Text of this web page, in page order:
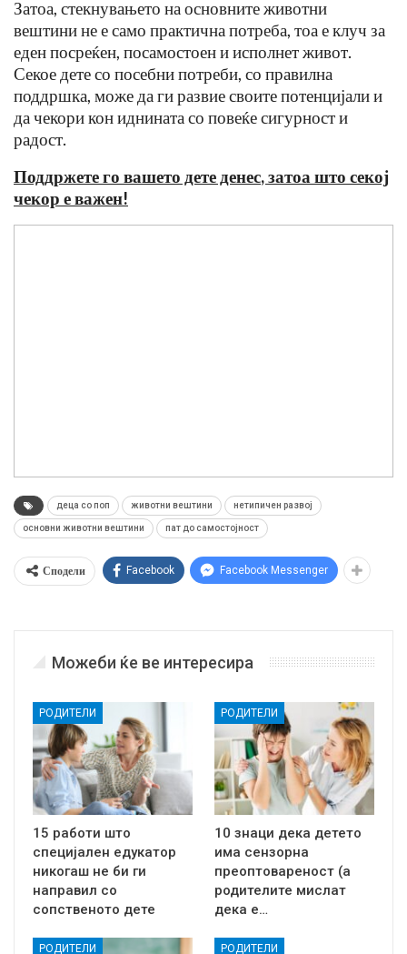
Затоа, стекнувањето на основните животни
вештини не е само практична потреба, тоа е клуч за
еден посреќен, посамостоен и исполнет живот.
Секое дете со посебни потреби, со правилна
поддршка, може да ги развие своите потенцијали и
да чекори кон иднината со повеќе сигурност и
радост.
Поддржете го вашето дете денес, затоа што секој
чекор е важен!
деца со поп животни вештини нетипичен развој
основни животни вештини пат до самостојност
Сподели Facebook Facebook Messenger
Можеби ќе ве интересира
РОДИТЕЛИ
15 работи што
специјален едукатор
никогаш не би ги
направил со
сопственото дете
РОДИТЕЛИ
10 знаци дека детето
има сензорна
преоптовареност (а
родителите мислат
дека е…
РОДИТЕЛИ РОДИТЕЛИ